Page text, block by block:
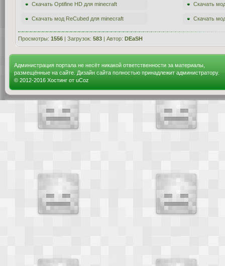
Скачать Optifine HD для minecraft Скачать
Скачать мод ReCubed для minecraft Скачать
Просмотры: 1556 | Загрузок: 583 | Автор: DEaSH
Администрация портала не несёт никакой ответственности за материалы,
размещённые на сайте. Дизайн сайта полностью принадлежит администратору.
© 2012-2016 Хостинг от uCoz